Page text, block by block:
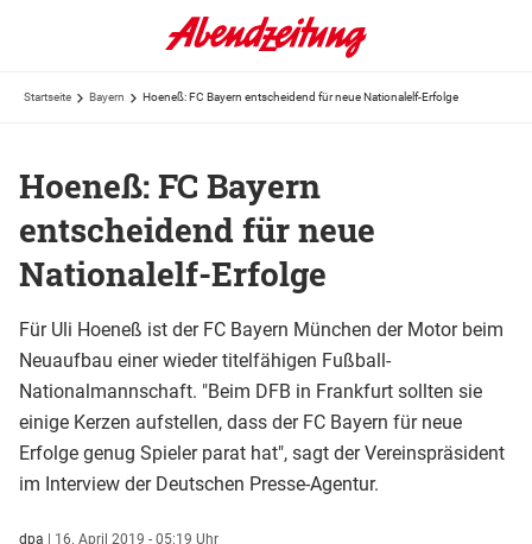
Startseite Bayern Hoeneß: FC Bayern entscheidend für neue Nationalelf-Erfolge
Hoeneß: FC Bayern
entscheidend für neue
Nationalelf-Erfolge
Für Uli Hoeneß ist der FC Bayern München der Motor beim
Neuaufbau einer wieder titelfähigen Fußball-
Nationalmannschaft. "Beim DFB in Frankfurt sollten sie
einige Kerzen aufstellen, dass der FC Bayern für neue
Erfolge genug Spieler parat hat", sagt der Vereinspräsident
im Interview der Deutschen Presse-Agentur.
dpa | 16. April 2019 - 05:19 Uhr